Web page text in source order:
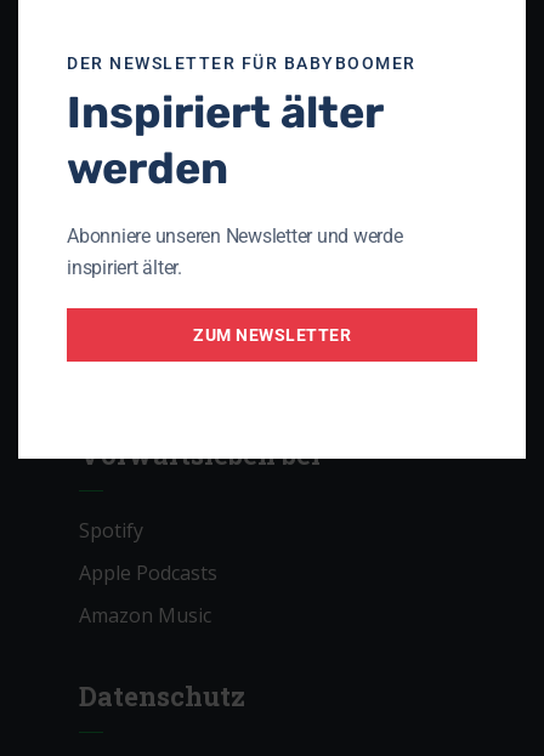
Theologisches Seminar St. Chrischona
(TSC)
Die Apis
Arbeitsgemeinschaft Perspektive 3D
Lebenslauf – das christliche Magazin mit
Vorwärtsleben bei
Spotify
Apple Podcasts
Amazon Music
Datenschutz
DER NEWSLETTER FÜR BABYBOOMER
Inspiriert älter
werden
Abonniere unseren Newsletter und werde
inspiriert älter.
ZUM NEWSLETTER